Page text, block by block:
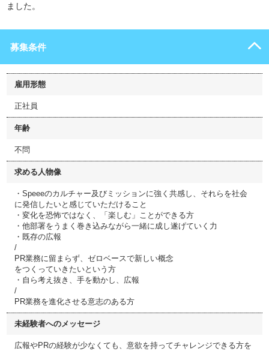
ました。
募集条件
雇用形態
正社員
年齢
不問
求める人物像
・Speeeのカルチャー及びミッションに強く共感し、それらを社会
に発信したいと感じていただけること
・変化を恐怖ではなく、「楽しむ」ことができる方
・他部署をうまく巻き込みながら一緒に成し遂げていく力
・既存の広報
/
PR業務に留まらず、ゼロベースで新しい概念
をつくっていきたいという方
・自ら考え抜き、手を動かし、広報
/
PR業務を進化させる意志のある方
未経験者へのメッセージ
広報やPRの経験が少なくても、意欲を持ってチャレンジできる方を